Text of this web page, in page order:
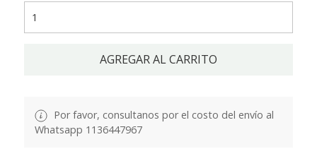
AGREGAR AL CARRITO
Por favor, consultanos por el costo del envío al
Whatsapp 1136447967